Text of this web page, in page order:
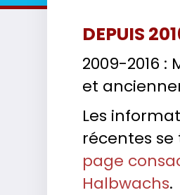
DEPUIS
2009-2016 :
et
Les
récentes
page
Halbwachs.